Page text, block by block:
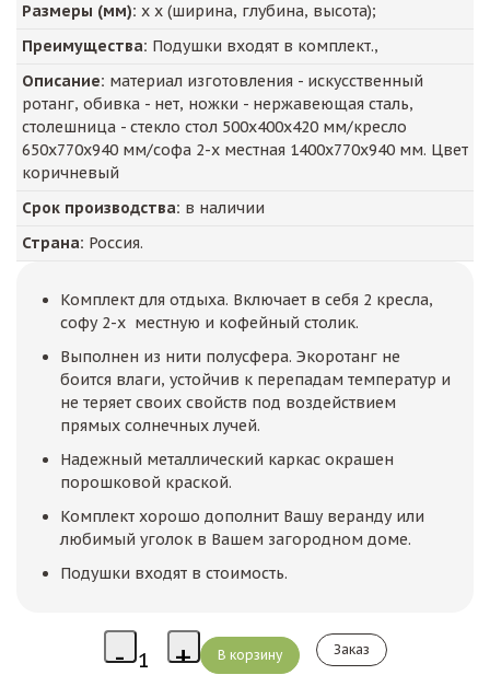
Размеры (мм): х х (ширина, глубина, высота);
Преимущества: Подушки входят в комплект.,
Описание: материал изготовления - искусственный
ротанг, обивка - нет, ножки - нержавеющая сталь,
столешница - стекло стол 500х400х420 мм/кресло
650х770х940 мм/софа 2-х местная 1400х770х940 мм. Цвет
коричневый
Срок производства: в наличии
Страна: Россия.
Комплект для отдыха. Включает в себя 2 кресла,
софу 2-х местную и кофейный столик.
Выполнен из нити полусфера. Экоротанг не
боится влаги, устойчив к перепадам температур и
не теряет своих свойств под воздействием
прямых солнечных лучей.
Надежный металлический каркас окрашен
порошковой краской.
Комплект хорошо дополнит Вашу веранду или
любимый уголок в Вашем загородном доме.
Подушки входят в стоимость.
Заказ